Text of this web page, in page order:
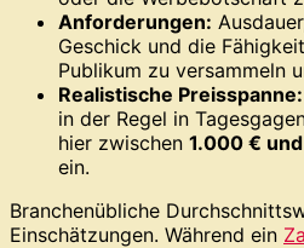
Anforderungen:
Geschick und die
Publikum zu versammeln
Realistische Preisspanne:
in der Regel in
hier zwischen 1.000 €
ein.
Branchenübliche
Einschätzungen. Während ein